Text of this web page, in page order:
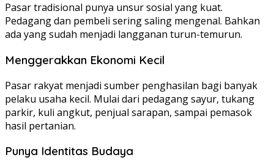
Pasar tradisional punya unsur sosial yang kuat.
Pedagang dan pembeli sering saling mengenal. Bahkan
ada yang sudah menjadi langganan turun-temurun.
Menggerakkan Ekonomi Kecil
Pasar rakyat menjadi sumber penghasilan bagi banyak
pelaku usaha kecil. Mulai dari pedagang sayur, tukang
parkir, kuli angkut, penjual sarapan, sampai pemasok
hasil pertanian.
Punya Identitas Budaya